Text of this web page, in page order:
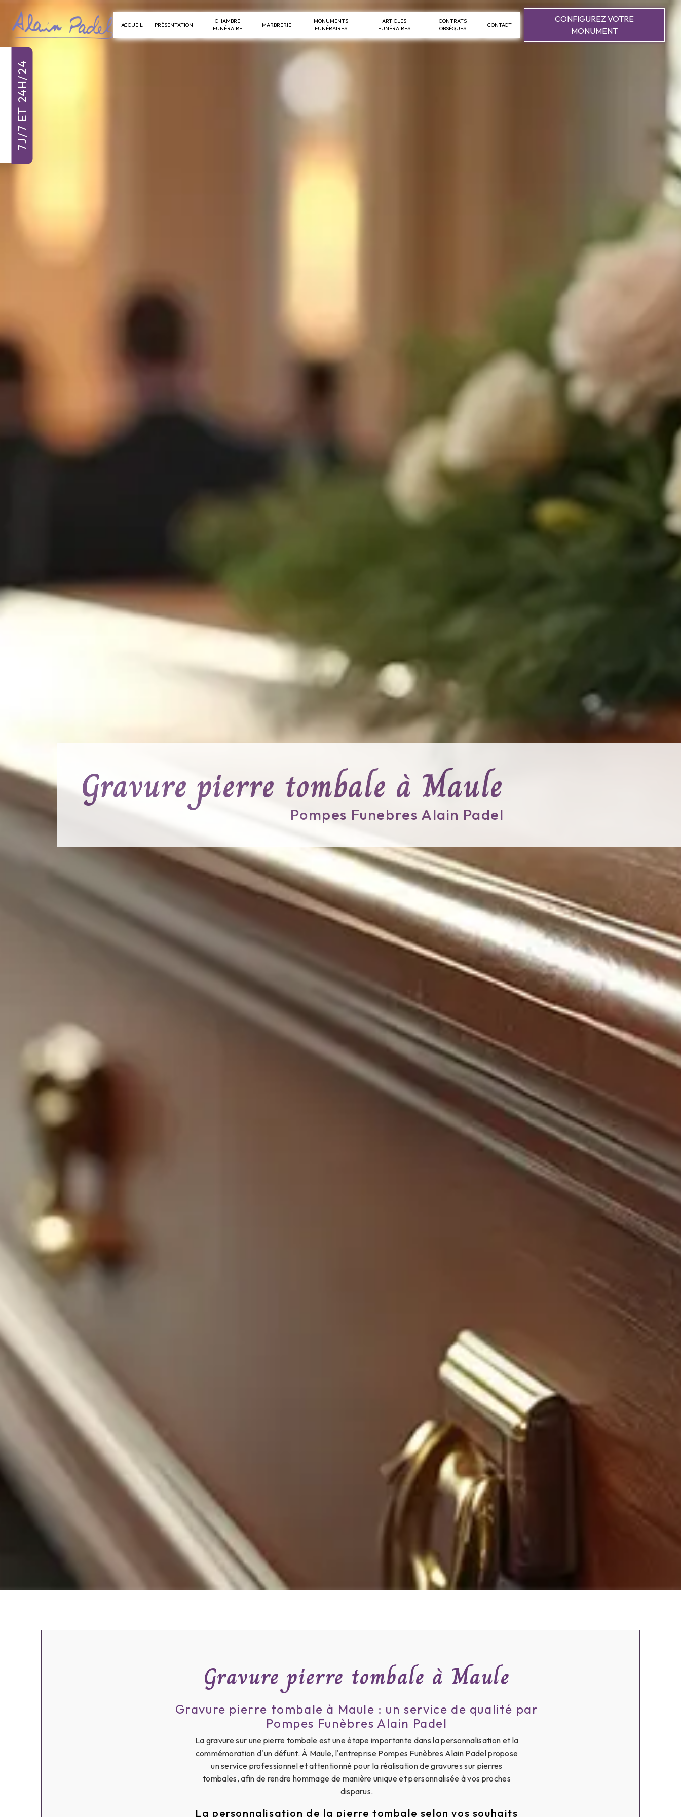
7J/7 ET 24H/24
ACCUEIL PRÉSENTATION
CHAMBRE
FUNÉRAIRE
MARBRERIE
MONUMENTS
FUNÉRAIRES
ARTICLES
FUNÉRAIRES
CONTRATS
OBSÈQUES
CONTACT
CONFIGUREZ VOTRE
MONUMENT
Gravure pierre tombale à Maule
Pompes Funebres Alain Padel
Gravure pierre tombale à Maule
Gravure pierre tombale à Maule : un service de qualité par
Pompes Funèbres Alain Padel
La gravure sur une pierre tombale est une étape importante dans la personnalisation et la
commémoration d'un défunt. À Maule, l'entreprise Pompes Funèbres Alain Padel propose
un service professionnel et attentionné pour la réalisation de gravures sur pierres
tombales, afin de rendre hommage de manière unique et personnalisée à vos proches
disparus.
La personnalisation de la pierre tombale selon vos souhaits